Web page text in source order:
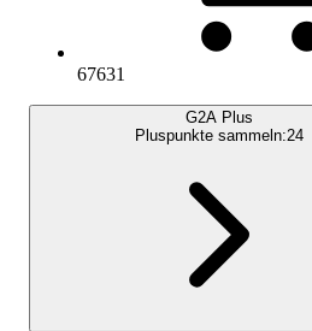
67631
G2A Plus
Pluspunkte sammeln:24